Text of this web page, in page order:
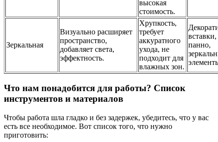
высокая
стоимость.
Зеркальная
Визуально расширяет
пространство,
добавляет света,
эффектность.
Хрупкость,
требует
аккуратного
ухода, не
подходит для
влажных зон.
вставки,
панно,
Что нам понадобится для работы? Список
инструментов и материалов
Чтобы работа шла гладко и без задержек, убедитесь, что у вас
есть все необходимое. Вот список того, что нужно
приготовить: